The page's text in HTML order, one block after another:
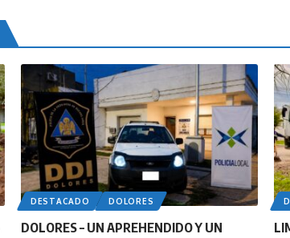
DESTACADO DOLORES
DOLORES – UN APREHENDIDO Y UN